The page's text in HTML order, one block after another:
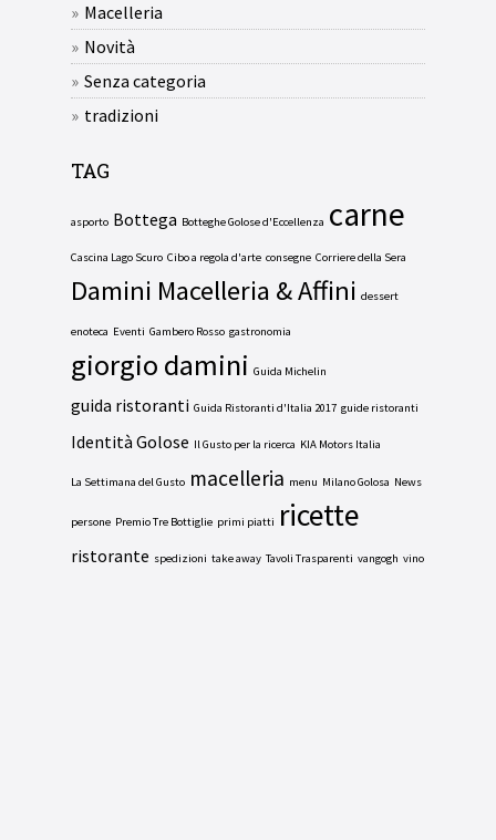
Macelleria
Novità
Senza categoria
tradizioni
TAG
asporto Bottega Botteghe Golose d'Eccellenza carne
Cascina Lago Scuro Cibo a regola d'arte consegne Corriere della Sera
Damini Macelleria & Affini dessert
enoteca Eventi Gambero Rosso gastronomia
giorgio damini Guida Michelin
guida ristoranti Guida Ristoranti d'Italia 2017 guide ristoranti
Identità Golose Il Gusto per la ricerca KIA Motors Italia
La Settimana del Gusto macelleria menu Milano Golosa News
persone Premio Tre Bottiglie primi piatti ricette
ristorante spedizioni take away Tavoli Trasparenti vangogh vino